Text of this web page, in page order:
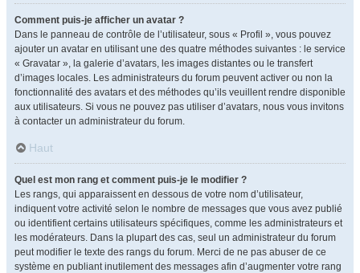
Comment puis-je afficher un avatar ?
Dans le panneau de contrôle de l’utilisateur, sous « Profil », vous pouvez
ajouter un avatar en utilisant une des quatre méthodes suivantes : le service
« Gravatar », la galerie d’avatars, les images distantes ou le transfert
d’images locales. Les administrateurs du forum peuvent activer ou non la
fonctionnalité des avatars et des méthodes qu’ils veuillent rendre disponible
aux utilisateurs. Si vous ne pouvez pas utiliser d’avatars, nous vous invitons
à contacter un administrateur du forum.
Haut
Quel est mon rang et comment puis-je le modifier ?
Les rangs, qui apparaissent en dessous de votre nom d’utilisateur,
indiquent votre activité selon le nombre de messages que vous avez publié
ou identifient certains utilisateurs spécifiques, comme les administrateurs et
les modérateurs. Dans la plupart des cas, seul un administrateur du forum
peut modifier le texte des rangs du forum. Merci de ne pas abuser de ce
système en publiant inutilement des messages afin d’augmenter votre rang